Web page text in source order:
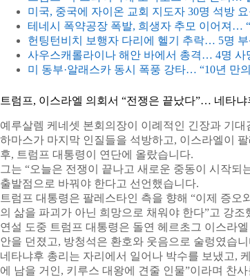
미국, 중국에 자이온 교회 지도자 30명 석방
테네시 폭약공장 폭발, 희생자 추모 이어져…
헌팅턴비치 보행자 다리에 헬기 추락… 5명
사우스캐롤라이나 해안 바에서 총격… 4명 사
미 동부·알래스카 동시 폭풍 강타… “10년 만
트럼프, 이스라엘 의회서 “전쟁은 끝났다”… 네타냐
예루살렘 케네셋 본회의장이 이례적인 긴장과 기대
하마스가 마지막 인질들을 석방하고, 이스라엘이
후, 트럼프 대통령이 연단에 올랐습니다.
그는 “오늘은 전쟁이 끝나고 새로운 중동이 시작되
출발점으로 바꿔야 한다고 선언했습니다.
트럼프 대통령은 팔레스타인 측을 향해 “이제 증
의 삶을 파괴가 아닌 희망으로 채워야 한다”고 강조
연설 도중 트럼프 대통령은 돌연 헤르초그 이스라
안을 던졌고, 방청석은 환호와 웃음으로 술렁였습니
네타냐후 총리는 자리에서 일어나 박수를 보냈고,
에 남을 거인, 키루스 대왕에 견줄 인물”이라며 찬